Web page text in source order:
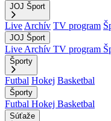
JOJ Šport
Live Archív TV program
JOJ Šport
Live Archív TV program
Športy
Futbal Hokej Basketbal
Športy
Futbal Hokej Basketbal
Súťaže